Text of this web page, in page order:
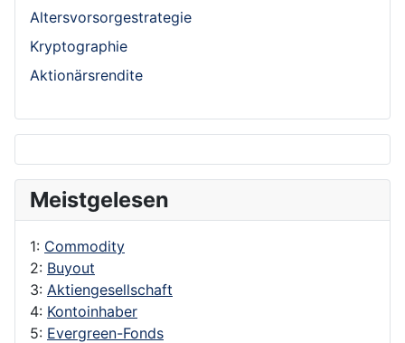
Altersvorsorgestrategie
Kryptographie
Aktionärsrendite
Meistgelesen
1: Commodity
2: Buyout
3: Aktiengesellschaft
4: Kontoinhaber
5: Evergreen-Fonds